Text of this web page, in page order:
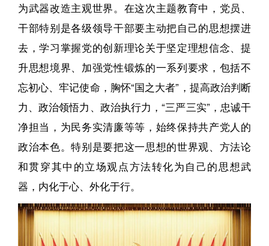
为武器改造主观世界。在这次主题教育中，党员、
干部特别是各级领导干部要主动把自己的思想摆进
去，学习掌握党的创新理论关于坚定理想信念、提
升思想境界、加强党性锻炼的一系列要求，包括不
忘初心、牢记使命，胸怀“国之大者”，提高政治判断
力、政治领悟力、政治执行力，“三严三实”，忠诚干
净担当，为民务实清廉等等，始终保持共产党人的
政治本色。特别是要把这一思想的世界观、方法论
和贯穿其中的立场观点方法转化为自己的思想武
器，内化于心、外化于行。